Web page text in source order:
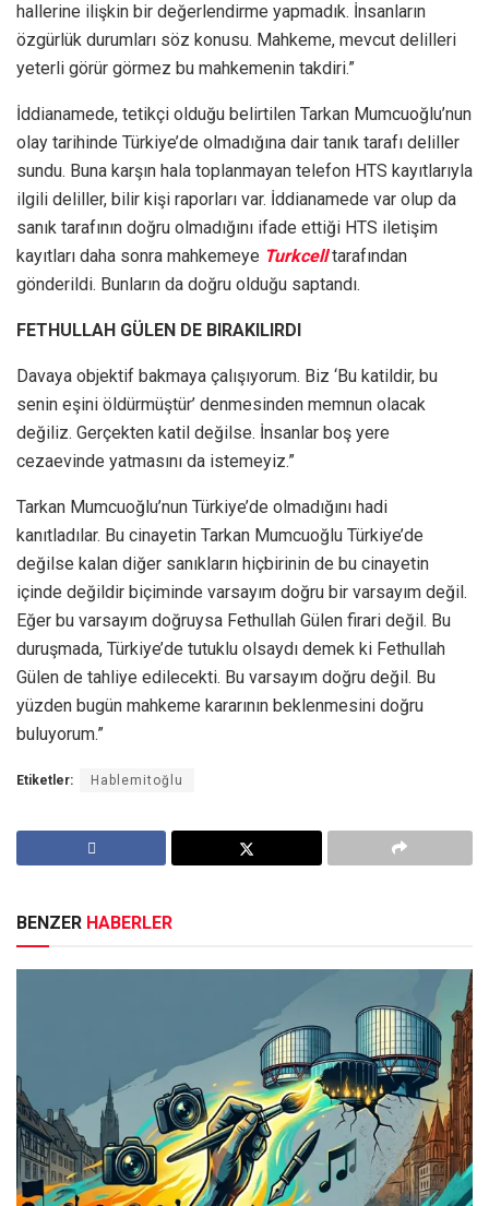
hallerine ilişkin bir değerlendirme yapmadık. İnsanların
özgürlük durumları söz konusu. Mahkeme, mevcut delilleri
yeterli görür görmez bu mahkemenin takdiri.”
İddianamede, tetikçi olduğu belirtilen Tarkan Mumcuoğlu’nun
olay tarihinde Türkiye’de olmadığına dair tanık tarafı deliller
sundu. Buna karşın hala toplanmayan telefon HTS kayıtlarıyla
ilgili deliller, bilir kişi raporları var. İddianamede var olup da
sanık tarafının doğru olmadığını ifade ettiği HTS iletişim
kayıtları daha sonra mahkemeye Turkcelltarafından
gönderildi. Bunların da doğru olduğu saptandı.
FETHULLAH GÜLEN DE BIRAKILIRDI
Davaya objektif bakmaya çalışıyorum. Biz ‘Bu katildir, bu
senin eşini öldürmüştür’ denmesinden memnun olacak
değiliz. Gerçekten katil değilse. İnsanlar boş yere
cezaevinde yatmasını da istemeyiz.”
Tarkan Mumcuoğlu’nun Türkiye’de olmadığını hadi
kanıtladılar. Bu cinayetin Tarkan Mumcuoğlu Türkiye’de
değilse kalan diğer sanıkların hiçbirinin de bu cinayetin
içinde değildir biçiminde varsayım doğru bir varsayım değil.
Eğer bu varsayım doğruysa Fethullah Gülen firari değil. Bu
duruşmada, Türkiye’de tutuklu olsaydı demek ki Fethullah
Gülen de tahliye edilecekti. Bu varsayım doğru değil. Bu
yüzden bugün mahkeme kararının beklenmesini doğru
buluyorum.”
Etiketler: Hablemitoğlu
BENZER HABERLER